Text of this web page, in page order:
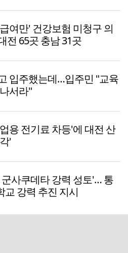
여만' 건강보험 미청구 의
전 65곳 충남 31곳
입주했는데…입주민 "교육
서라"
용 전기료 차등'에 대전 산
'
사쿠데타 강력 성토'… 통
교 강력 추진 지시